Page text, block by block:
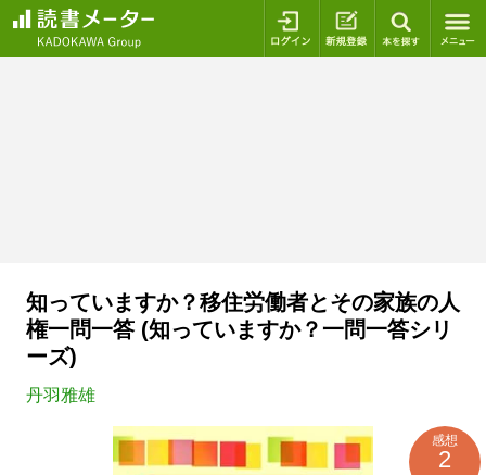
ログイン 新規登録
知っていますか？移住労働者とその家族の人
権一問一答 (知っていますか？一問一答シリ
ーズ)
丹羽雅雄
感想
2